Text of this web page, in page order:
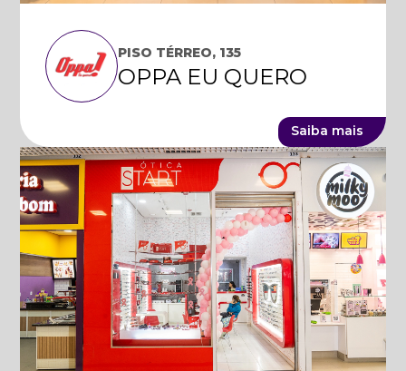
PISO TÉRREO, 135
OPPA EU QUERO
Saiba mais